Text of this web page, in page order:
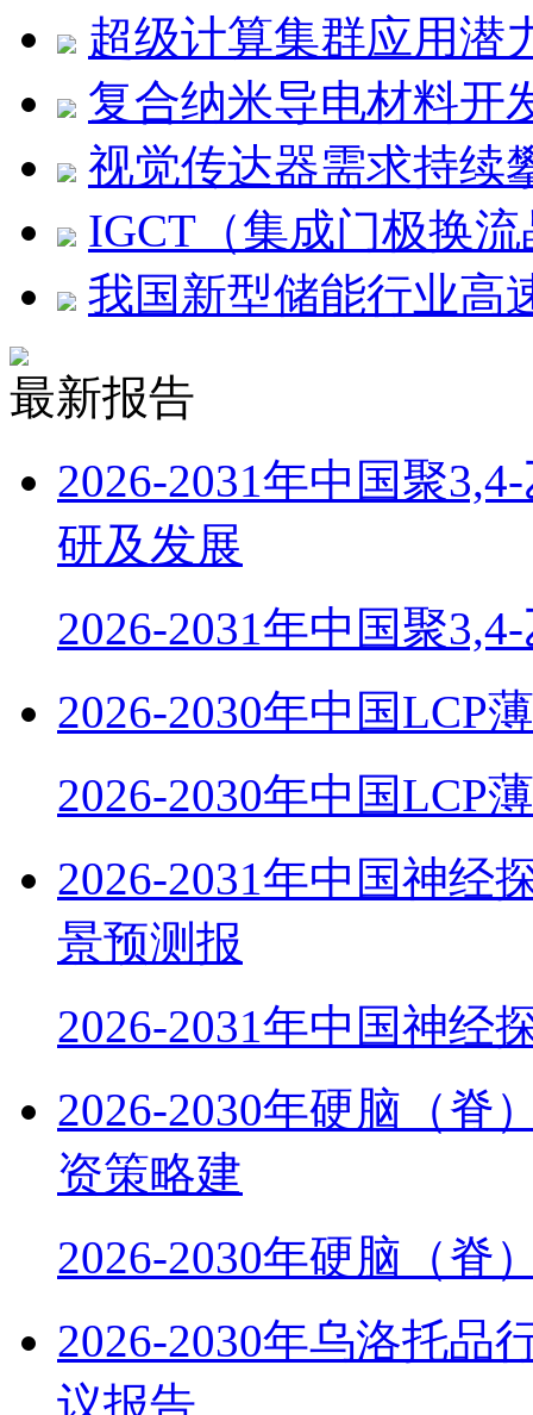
超级计算集群应用潜
复合纳米导电材料开
视觉传达器需求持续
IGCT（集成门极换
我国新型储能行业高
最新报告
2026-2031年中国聚
研及发展
2026-2031年中国聚
2026-2030年中国LCP
2026-2030年中国LCP
2026-2031年中国神经
景预测报
2026-2031年中国神经
2026-2030年硬脑（脊
资策略建
2026-2030年硬脑（脊
2026-2030年乌洛托品
议报告